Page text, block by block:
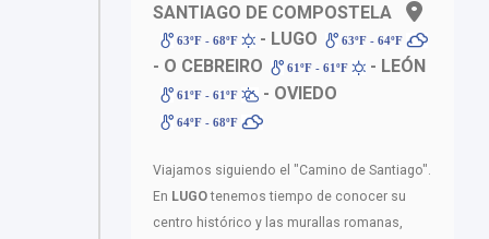
SANTIAGO DE COMPOSTELA
63ºF - 68ºF - LUGO 63ºF - 64ºF
- O CEBREIRO 61ºF - 61ºF - LEÓN
61ºF - 61ºF - OVIEDO
64ºF - 68ºF
Viajamos siguiendo el "Camino de Santiago".
En LUGOtenemos tiempo de conocer su
centro histórico y las murallas romanas,